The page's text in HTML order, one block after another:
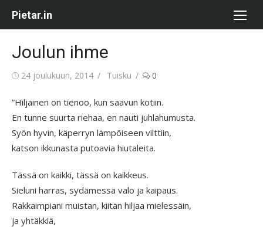
Pietar.in
Joulun ihme
Posted
24 joulukuun, 2014 Author
Tuisku 0
”Hiljainen on tienoo, kun saavun kotiin.
En tunne suurta riehaa, en nauti juhlahumusta.
Syön hyvin, käperryn lämpöiseen vilttiin,
katson ikkunasta putoavia hiutaleita.
Tässä on kaikki, tässä on kaikkeus.
Sieluni harras, sydämessä valo ja kaipaus.
Rakkaimpiani muistan, kiitän hiljaa mielessäin,
ja yhtäkkiä,